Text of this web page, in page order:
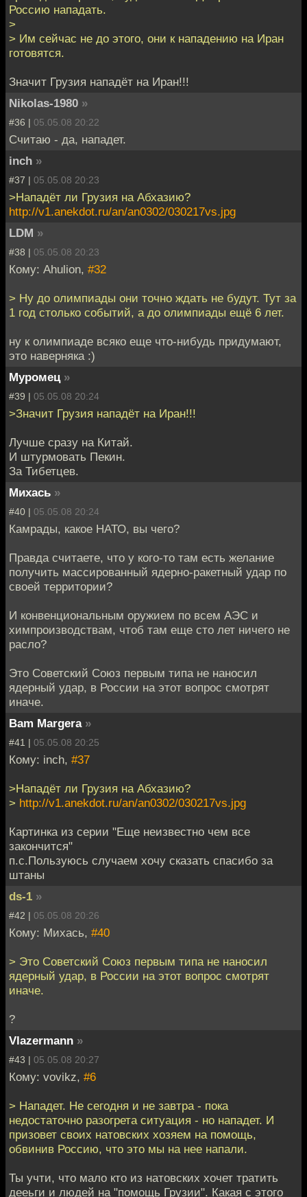
Россию нападать.
>
> Им сейчас не до этого, они к нападению на Иран
готовятся.
Значит Грузия нападёт на Иран!!!
Nikolas-1980 »
#36 | 05.05.08 20:22
Считаю - да, нападет.
inch »
#37 | 05.05.08 20:23
>Нападёт ли Грузия на Абхазию?
http://v1.anekdot.ru/an/an0302/030217vs.jpg
LDM »
#38 | 05.05.08 20:23
Кому: Ahulion, #32
> Ну до олимпиады они точно ждать не будут. Тут за
1 год столько событий, а до олимпиады ещё 6 лет.
ну к олимпиаде всяко еще что-нибудь придумают,
это наверняка :)
Муромец »
#39 | 05.05.08 20:24
>Значит Грузия нападёт на Иран!!!
Лучше сразу на Китай.
И штурмовать Пекин.
За Тибетцев.
Михась »
#40 | 05.05.08 20:24
Камрады, какое НАТО, вы чего?
Правда считаете, что у кого-то там есть желание
получить массированный ядерно-ракетный удар по
своей территории?
И конвенциональным оружием по всем АЭС и
химпроизводствам, чтоб там еще сто лет ничего не
расло?
Это Советский Союз первым типа не наносил
ядерный удар, в России на этот вопрос смотрят
иначе.
Bam Margera »
#41 | 05.05.08 20:25
Кому: inch, #37
>Нападёт ли Грузия на Абхазию?
> http://v1.anekdot.ru/an/an0302/030217vs.jpg
Картинка из серии "Еще неизвестно чем все
закончится"
п.с.Пользуюсь случаем хочу сказать спасибо за
штаны
ds-1 »
#42 | 05.05.08 20:26
Кому: Михась, #40
> Это Советский Союз первым типа не наносил
ядерный удар, в России на этот вопрос смотрят
иначе.
?
Vlazermann »
#43 | 05.05.08 20:27
Кому: vovikz, #6
> Нападет. Не сегодня и не завтра - пока
недостаточно разогрета ситуация - но нападет. И
призовет своих натовских хозяем на помощь,
обвинив Россию, что это мы на нее напали.
Ты учти, что мало кто из натовских хочет тратить
дееьги и людей на "помощь Грузии". Какая с этого